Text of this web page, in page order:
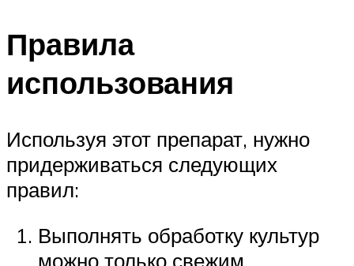
Правила
использования
Используя этот препарат, нужно
придерживаться следующих
правил:
Выполнять обработку культур
можно только свежим